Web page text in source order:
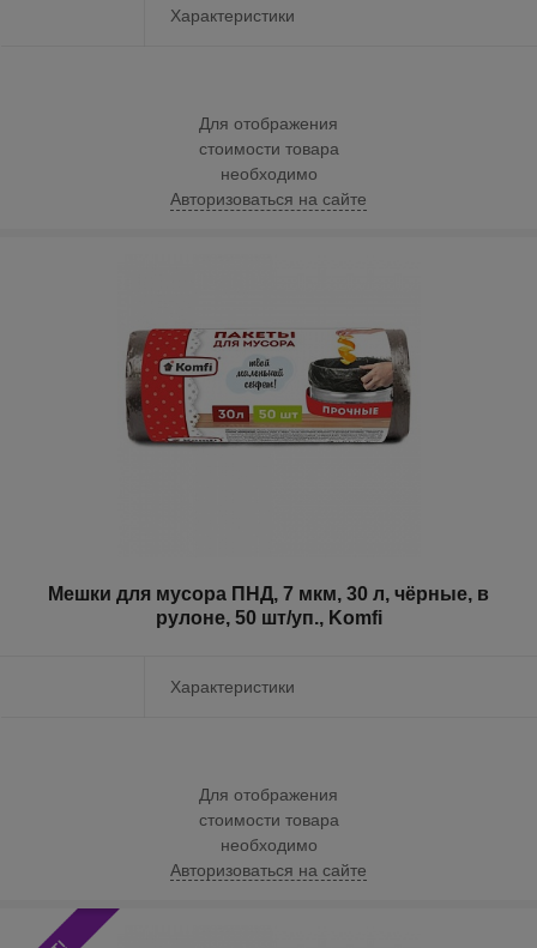
Характеристики
Для отображения
стоимости товара
необходимо
Авторизоваться на сайте
Мешки для мусора ПНД, 7 мкм, 30 л, чёрные, в
рулоне, 50 шт/уп., Komfi
Характеристики
Для отображения
стоимости товара
необходимо
Авторизоваться на сайте